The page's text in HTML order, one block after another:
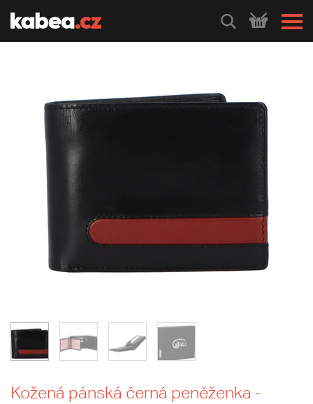
HLEDEJ
Kožená pánská černá peněženka -